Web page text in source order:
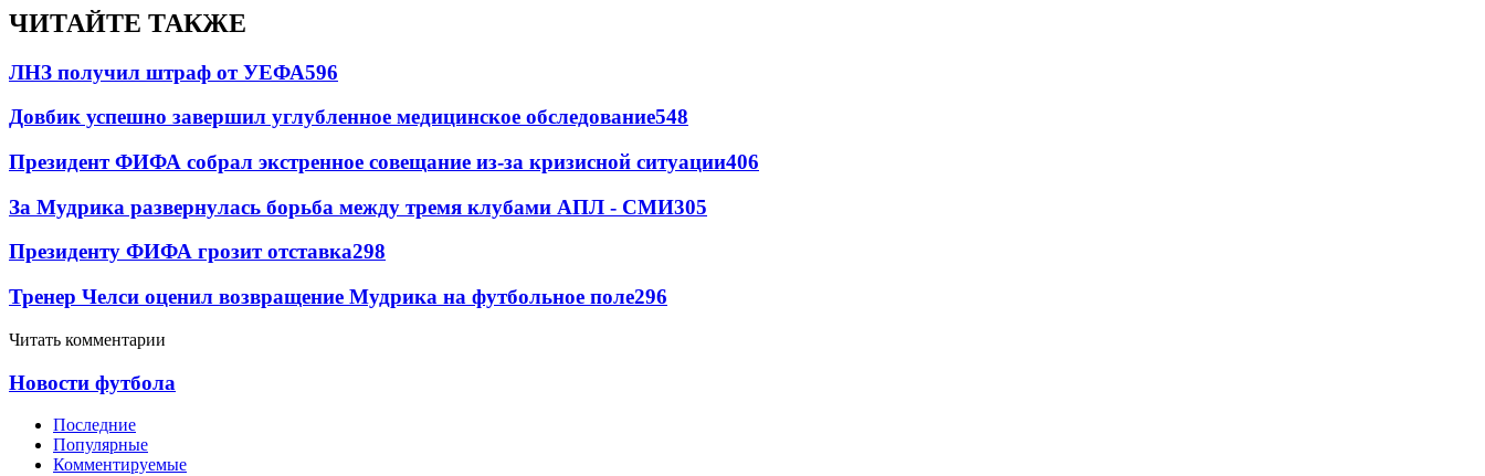
ЧИТАЙТЕ ТАКЖЕ
ЛНЗ получил штраф от УЕФА596
Довбик успешно завершил углубленное медицинское обследование548
Президент ФИФА собрал экстренное совещание из-за кризисной ситуации406
За Мудрика развернулась борьба между тремя клубами АПЛ - СМИ305
Президенту ФИФА грозит отставка298
Тренер Челси оценил возвращение Мудрика на футбольное поле296
Читать комментарии
Новости футбола
Последние
Популярные
Комментируемые